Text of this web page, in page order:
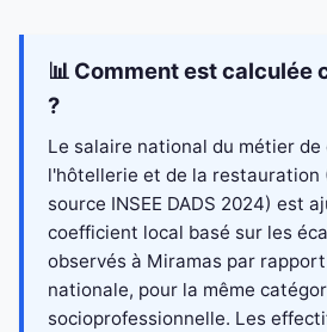
📊 Comment est calculée
?
Le salaire national du métier de
l'hôtellerie et de la restauration
source INSEE DADS 2024) est
coefficient local basé sur les
observés à Miramas par
nationale, pour la même
socioprofessionnelle. Les